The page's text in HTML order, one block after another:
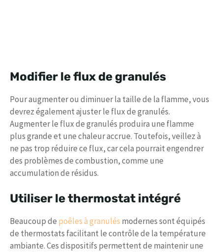
Modifier le flux de granulés
Pour augmenter ou diminuer la taille de la flamme, vous
devrez également ajuster le flux de granulés.
Augmenter le flux de granulés produira une flamme
plus grande et une chaleur accrue. Toutefois, veillez à
ne pas trop réduire ce flux, car cela pourrait engendrer
des problèmes de combustion, comme une
accumulation de résidus.
Utiliser le thermostat intégré
Beaucoup de poêles à granulés modernes sont équipés
de thermostats facilitant le contrôle de la température
ambiante. Ces dispositifs permettent de maintenir une